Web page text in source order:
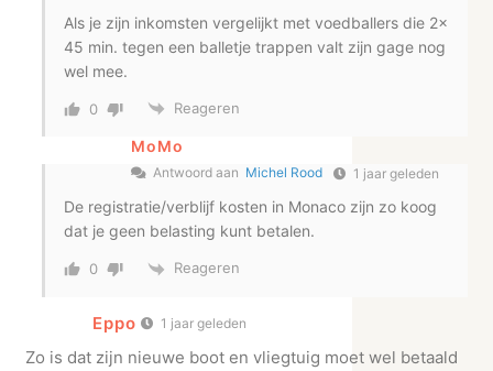
Als je zijn inkomsten vergelijkt met voedballers die 2x
45 min. tegen een balletje trappen valt zijn gage nog
wel mee.
0 Reageren
MoMo
Antwoord aan Michel Rood 1 jaar geleden
De registratie/verblijf kosten in Monaco zijn zo koog
dat je geen belasting kunt betalen.
0 Reageren
Eppo 1 jaar geleden
Zo is dat zijn nieuwe boot en vliegtuig moet wel betaald